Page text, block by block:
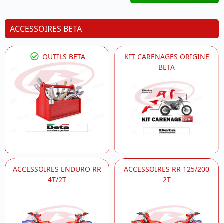
ACCESSOIRES BETA
OUTILS BETA
KIT CARENAGES ORIGINE
BETA
ACCESSOIRES ENDURO RR
4T/2T
ACCESSOIRES RR 125/200
2T